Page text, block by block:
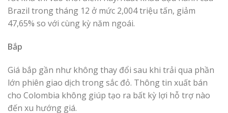
Brazil trong tháng 12 ở mức 2,004 triệu tấn, giảm
47,65% so với cùng kỳ năm ngoái.
Bắp
Giá bắp gần như không thay đổi sau khi trải qua phần
lớn phiên giao dịch trong sắc đỏ. Thông tin xuất bán
cho Colombia không giúp tạo ra bất kỳ lợi hỗ trợ nào
đến xu hướng giá.